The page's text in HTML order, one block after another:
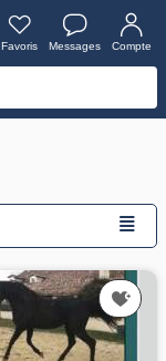
Favoris Messages Compte
≣